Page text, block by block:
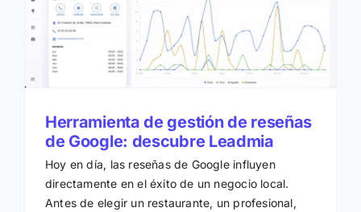
Herramienta de gestión de reseñas
de Google: descubre Leadmia
Hoy en día, las reseñas de Google influyen
directamente en el éxito de un negocio local.
Antes de elegir un restaurante, un profesional,